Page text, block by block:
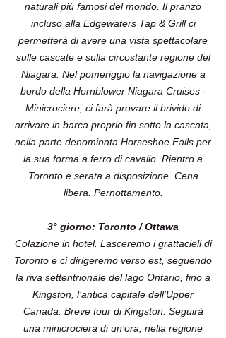
naturali più famosi del mondo. Il pranzo
incluso alla Edgewaters Tap & Grill ci
permetterà di avere una vista spettacolare
sulle cascate e sulla circostante regione del
Niagara. Nel pomeriggio la navigazione a
bordo della Hornblower Niagara Cruises -
Minicrociere, ci farà provare il brivido di
arrivare in barca proprio fin sotto la cascata,
nella parte denominata Horseshoe Falls per
la sua forma a ferro di cavallo. Rientro a
Toronto e serata a disposizione. Cena
libera. Pernottamento.
3° giorno: Toronto / Ottawa
Colazione in hotel. Lasceremo i grattacieli di
Toronto e ci dirigeremo verso est, seguendo
la riva settentrionale del lago Ontario, fino a
Kingston, l’antica capitale dell’Upper
Canada. Breve tour di Kingston. Seguirà
una minicrociera di un’ora, nella regione